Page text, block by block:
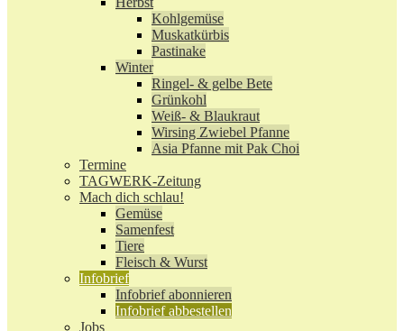
Kohlgemüse
Muskatkürbis
Pastinake
Winter
Ringel- & gelbe Bete
Grünkohl
Weiß- & Blaukraut
Wirsing Zwiebel Pfanne
Asia Pfanne mit Pak Choi
Termine
TAGWERK-Zeitung
Mach dich schlau!
Gemüse
Samenfest
Tiere
Fleisch & Wurst
Infobrief
Infobrief abonnieren
Infobrief abbestellen
Jobs